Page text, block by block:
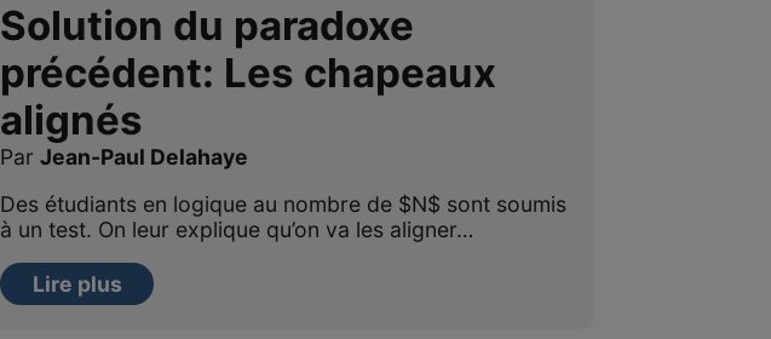
Solution du paradoxe
précédent: Les chapeaux
alignés
ParJean-Paul Delahaye
Des étudiants en logique au nombre de $N$ sont soumis
à un test. On leur explique qu’on va les aligner…
Lire plus